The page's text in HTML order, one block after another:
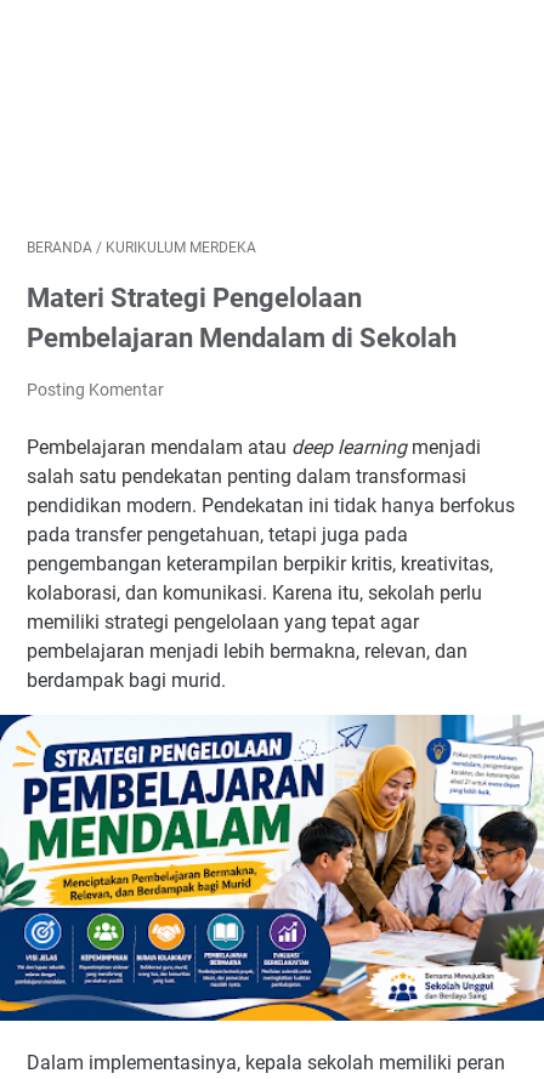
BERANDA / KURIKULUM MERDEKA
Materi Strategi Pengelolaan
Pembelajaran Mendalam di Sekolah
Posting Komentar
Pembelajaran mendalam atau deep learningmenjadi
salah satu pendekatan penting dalam transformasi
pendidikan modern. Pendekatan ini tidak hanya berfokus
pada transfer pengetahuan, tetapi juga pada
pengembangan keterampilan berpikir kritis, kreativitas,
kolaborasi, dan komunikasi. Karena itu, sekolah perlu
memiliki strategi pengelolaan yang tepat agar
pembelajaran menjadi lebih bermakna, relevan, dan
berdampak bagi murid.
Dalam implementasinya, kepala sekolah memiliki peran